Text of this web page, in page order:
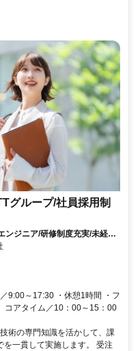
グループ/社員採用制
ンジニア/研修制度充実/未経験
9:00～17:30 ・休憩1時間 ・フ
コアタイム／10：00～15：00
術の専門知識を活かして、課
一貫して実施します。 受注